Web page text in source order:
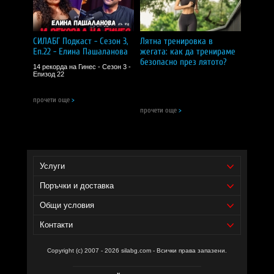
Забележки:
Да не се превишава препоръчителната дневна доза.
Продуктът не е заместител на разнообразното хранене.
Да се съхранява на сухо и хладно място, далеч от
деца.
CИЛA БГ Tийм!
Доставчик на продукта - И фудс ЕООД.
СИЛАБГ Подкаст - Сезон 3,
Еп.22 - Елина Пашаланова
14 рекорда на Гинес - Сезон 3 -
Епизод 22
прочети още >
Лятна тренировка в
жегата: как да тренираме
безопасно през лятото?
прочети още >
Услуги
Поръчки и доставка
Общи условия
Контакти
Copyright (c) 2007 - 2026 silabg.com - Всички права запазени.